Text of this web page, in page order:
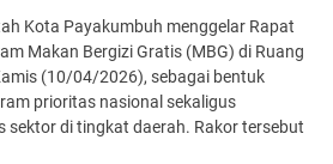
Kota Payakumbuh menggelar Rapat
Makan Bergizi Gratis (MBG) di Ruang
(10/04/2026), sebagai bentuk
prioritas nasional sekaligus
sektor di tingkat daerah. Rakor tersebut